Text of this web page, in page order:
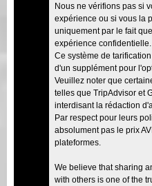
Nous ne vérifions pas si
expérience ou si vous la
uniquement par le fait
expérience confidentielle.
Ce système de
d'un supplément pour
Veuillez noter que
telles que TripAdvisor et
interdisant la rédaction
Par respect pour leurs
absolument pas le prix
plateformes.
We believe that sharing
with others is one of the